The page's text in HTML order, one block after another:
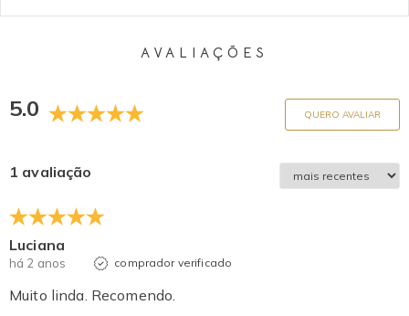
AVALIAÇÕES
5.0 QUERO AVALIAR
1 avaliação
Luciana
há 2 anos comprador verificado
Muito linda. Recomendo.